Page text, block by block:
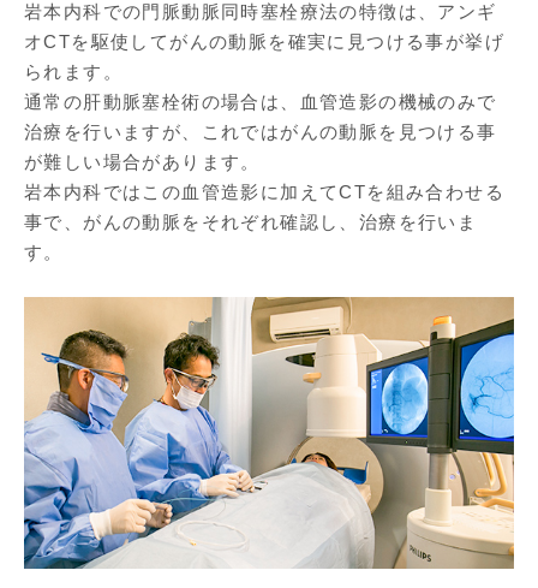
岩本内科での門脈動脈同時塞栓療法の特徴は、アンギ
オCTを駆使してがんの動脈を確実に見つける事が挙げ
られます。
通常の肝動脈塞栓術の場合は、血管造影の機械のみで
治療を行いますが、これではがんの動脈を見つける事
が難しい場合があります。
岩本内科ではこの血管造影に加えてCTを組み合わせる
事で、がんの動脈をそれぞれ確認し、治療を行いま
す。